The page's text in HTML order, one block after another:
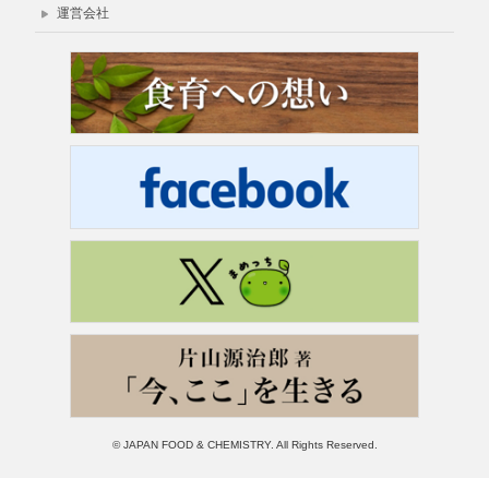
運営会社
© JAPAN FOOD & CHEMISTRY. All Rights Reserved.